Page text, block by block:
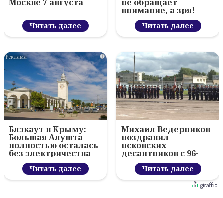
Москве 7 августа
Читать далее
не обращает
внимание, а зря!
Читать далее
i
Блэкаут в Крыму:
Большая Алушта
полностью осталась
без электричества
Читать далее
Михаил Ведерников
поздравил
псковских
десантников с 96-
летием ВДВ и
вручил награды
Читать далее